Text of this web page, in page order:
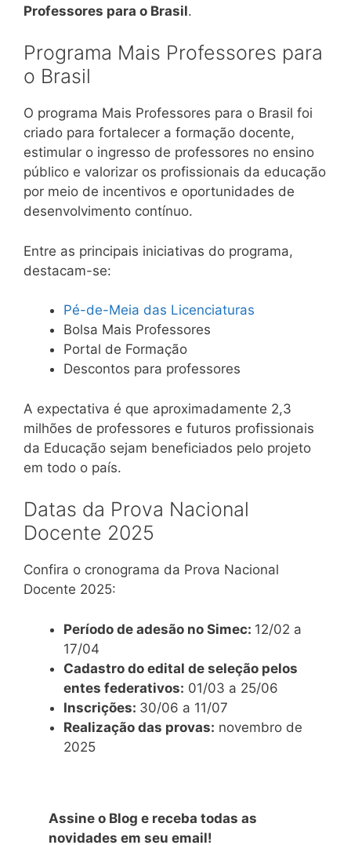
Professores para o Brasil.
Programa Mais Professores para
o Brasil
O programa Mais Professores para o Brasil foi
criado para fortalecer a formação docente,
estimular o ingresso de professores no ensino
público e valorizar os profissionais da educação
por meio de incentivos e oportunidades de
desenvolvimento contínuo.
Entre as principais iniciativas do programa,
destacam-se:
Pé-de-Meia das Licenciaturas
Bolsa Mais Professores
Portal de Formação
Descontos para professores
A expectativa é que aproximadamente 2,3
milhões de professores e futuros profissionais
da Educação sejam beneficiados pelo projeto
em todo o país.
Datas da Prova Nacional
Docente 2025
Confira o cronograma da Prova Nacional
Docente 2025:
Período de adesão no Simec: 12/02 a
17/04
Cadastro do edital de seleção pelos
entes federativos: 01/03 a 25/06
Inscrições: 30/06 a 11/07
Realização das provas: novembro de
2025
Assine o Blog e receba todas as
novidades em seu email!